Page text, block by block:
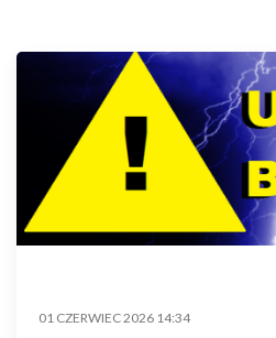
01 CZERWIEC 2026 14:34